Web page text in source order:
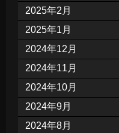
2025年2月
2025年1月
2024年12月
2024年11月
2024年10月
2024年9月
2024年8月